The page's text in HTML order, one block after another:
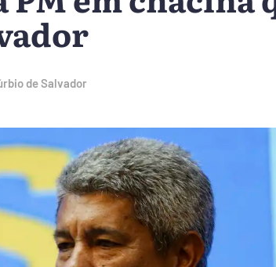
de Salvador